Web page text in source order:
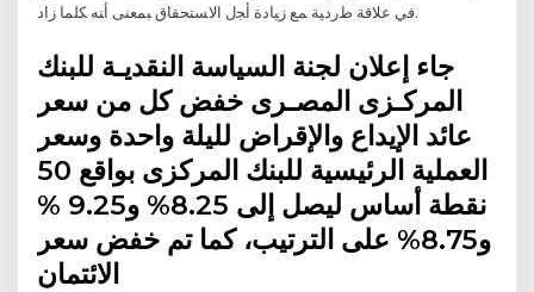
ﻓﻲ ﻋﻼﻗﺔ ﻁﺭﺩﻴﺔ ﻤﻊ ﺯﻴﺎﺩﺓ ﺃﺠل ﺍﻻﺴﺘﺤﻘﺎﻕ ﺒﻤﻌﻨﻰ ﺃﻨﻪ ﻜﻠﻤﺎ ﺯﺍﺩ.
جاء إعلان لجنة السياسة النقديـة للبنك
المركـزى المصـرى خفض كل من سعر
عائد الإيداع والإقراض لليلة واحدة وسعر
العملية الرئيسية للبنك المركزى بواقع 50
نقطة أساس ليصل إلى 8.25% و9.25 %
و8.75% على الترتيب، كما تم خفض سعر
الائتمان